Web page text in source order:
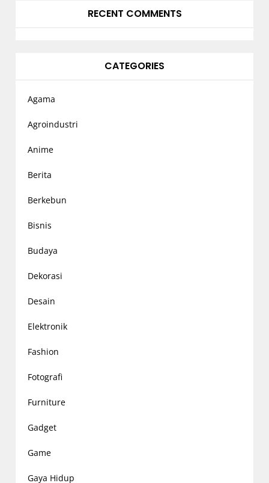
RECENT COMMENTS
CATEGORIES
Agama
Agroindustri
Anime
Berita
Berkebun
Bisnis
Budaya
Dekorasi
Desain
Elektronik
Fashion
Fotografi
Furniture
Gadget
Game
Gaya Hidup